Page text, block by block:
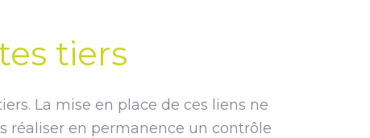
tiers
La mise en place de ces liens ne
réaliser en permanence un contrôle